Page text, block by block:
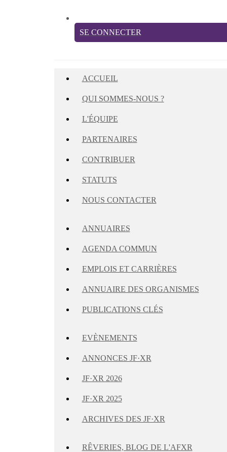
SE CONNECTER
ACCUEIL
QUI SOMMES-NOUS ?
L'ÉQUIPE
PARTENAIRES
CONTRIBUER
STATUTS
NOUS CONTACTER
ANNUAIRES
AGENDA COMMUN
EMPLOIS ET CARRIÈRES
ANNUAIRE DES ORGANISMES
PUBLICATIONS CLÉS
EVÈNEMENTS
ANNONCES JF·XR
JF·XR 2026
JF·XR 2025
ARCHIVES DES JF·XR
RÊVERIES, BLOG DE L'AFXR